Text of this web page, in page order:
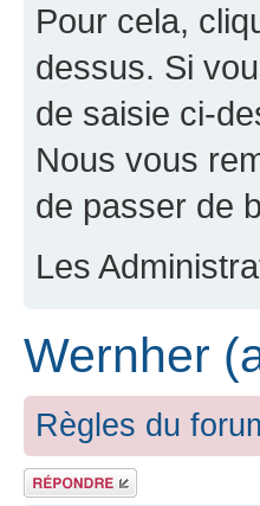
Pour cela,
dessus. Si
de saisie ci-
Nous vous
de passer de
Les
Wernher
Règles du
Répondre